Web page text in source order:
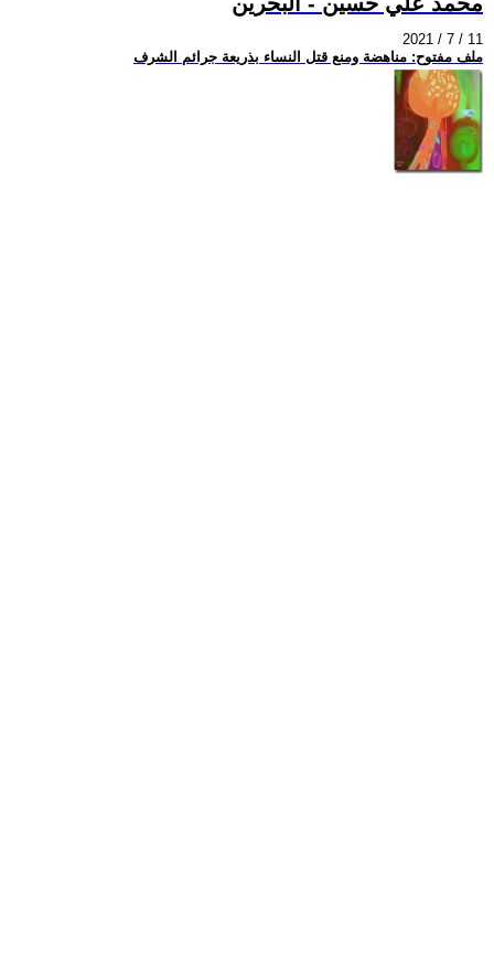
2021 / 7 / 11
ملف مفتوح: مناهضة ومنع قتل النساء بذريعة جرائم الشرف